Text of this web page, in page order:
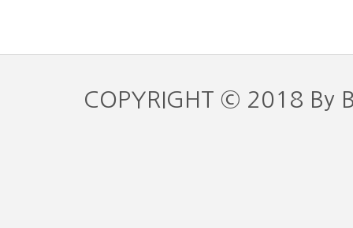
COPYRIGHT © 2018 By